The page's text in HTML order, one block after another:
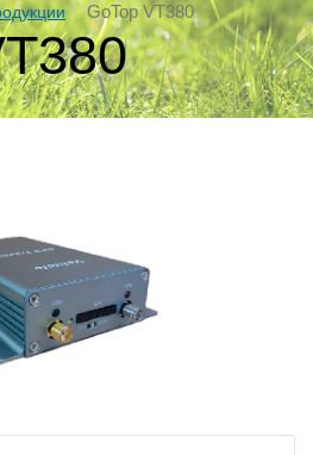
GoTop VT380